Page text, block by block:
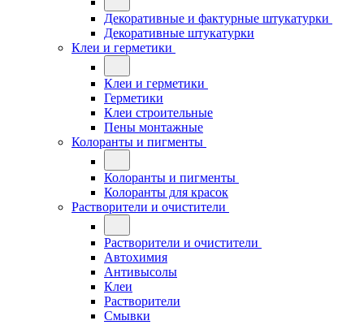
Декоративные и фактурные штукатурки
Декоративные штукатурки
Клеи и герметики
Клеи и герметики
Герметики
Клеи строительные
Пены монтажные
Колоранты и пигменты
Колоранты и пигменты
Колоранты для красок
Растворители и очистители
Растворители и очистители
Автохимия
Антивысолы
Клеи
Растворители
Смывки